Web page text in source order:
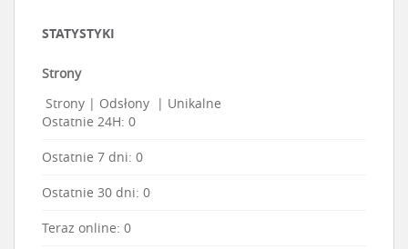
STATYSTYKI
Strony
Strony | Odsłony | Unikalne
Ostatnie 24H: 0
Ostatnie 7 dni: 0
Ostatnie 30 dni: 0
Teraz online: 0